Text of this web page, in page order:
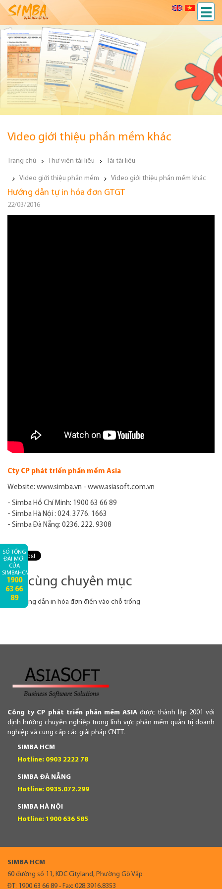
Video giới thiệu phần mềm khác
Trang chủ Thư viện tài liệu Tải tài liệu
Video giới thiệu phần mềm Video giới thiệu phần mềm khác
Hướng dẫn tự in hóa đơn GTGT
22/03/2016
Cty CP phát triển phần mềm Asia
Website: www.simba.vn - www.asiasoft.com.vn
- Simba Hồ Chí Minh: 1900 63 66 89
- Simba Hà Nội : 024. 3776. 1663
- Simba Đà Nẵng: 0236. 222. 9308
Tin cùng chuyên mục
Hướng dẫn in hóa đơn điền vào chỗ trống
Công ty CP phát triển phần mềm ASIA được thành lập 2001 với
định hướng chuyên nghiệp trong lĩnh vực phần mềm quản trị doanh
nghiệp và cung cấp các giải pháp CNTT.
SIMBA HCM
Hotline: 0903 2222 78
SIMBA ĐÀ NẴNG
Hotline: 0935.072.299
SIMBA HÀ NỘI
Hotline: 1900 636 585
SIMBA HCM
60 đường số 11, KDC Cityland, Phường Gò Vấp
ĐT: 1900 63 66 89 - Fax: 028.3916.8353
SỐ TỔNG
ĐÀI MỚI
CỦA
SIMBAHCM:
1900
63 66
89